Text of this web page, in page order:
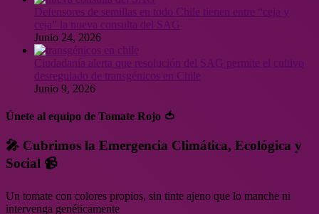
Junio 24, 2026
Ciudadanía alerta que resolución del SAG permite el cultivo
desregulado de transgénicos en Chile
Junio 9, 2026
Únete al equipo de Tomate Rojo 🍅
🎤 Cubrimos la Emergencia Climática, Ecológica y
Social 📹
Un tomate con colores propios, sin tinte ajeno que lo manche ni
intervenga genéticamente